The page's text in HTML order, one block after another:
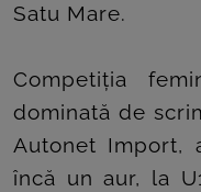
Satu Mare.
Competiția
dominată de
Autonet Import,
încă un aur, la